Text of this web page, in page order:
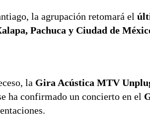
la agrupación retomará el
Pachuca y Ciudad de
la Gira Acústica MTV
ha confirmado un concierto en el